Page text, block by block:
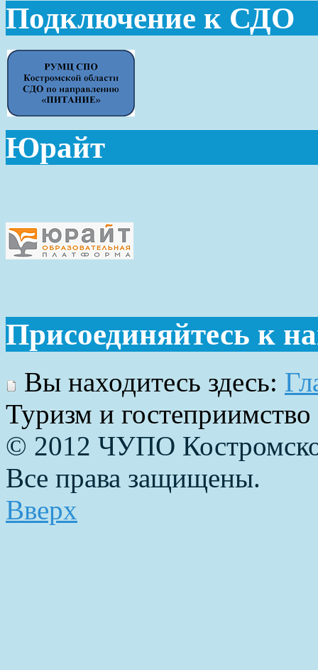
Подключение к СДО
Юрайт
Присоединяйтесь к
Вы находитесь здесь:
Туризм и гостеприимство
© 2012 ЧУПО
Все права защищены.
Вверх